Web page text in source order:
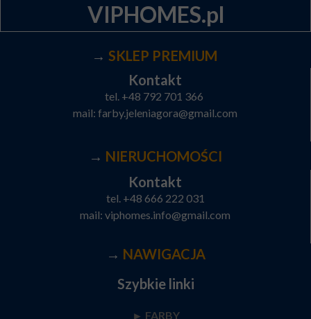
Kontakt
tel. +48 792 701 366
mail: farby.jeleniagora@gmail.com
VIPHOMES.pl
Kontakt
tel. +48 666 222 031
mail: viphomes.info@gmail.com
Szybkie linki
► FARBY
→ SKLEP PREMIUM
→ NIERUCHOMOŚCI
→ NAWIGACJA